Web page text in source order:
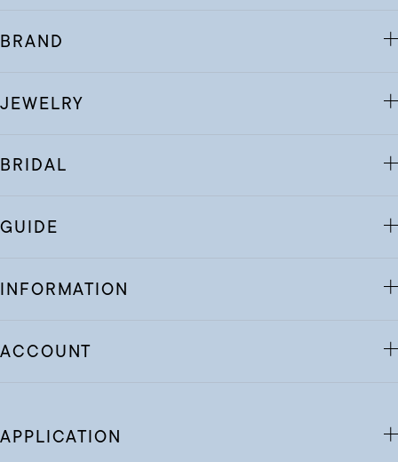
BRAND
JEWELRY
BRIDAL
GUIDE
INFORMATION
ACCOUNT
APPLICATION